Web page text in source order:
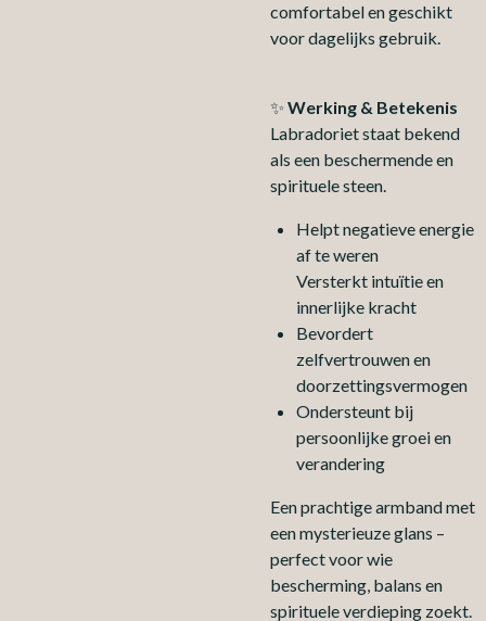
comfortabel en geschikt
voor dagelijks gebruik.
✨ Werking & Betekenis
Labradoriet staat bekend
als een beschermende en
spirituele steen.
Helpt negatieve energie
af te weren
Versterkt intuïtie en
innerlijke kracht
Bevordert
zelfvertrouwen en
doorzettingsvermogen
Ondersteunt bij
persoonlijke groei en
verandering
Een prachtige armband met
een mysterieuze glans –
perfect voor wie
bescherming, balans en
spirituele verdieping zoekt.